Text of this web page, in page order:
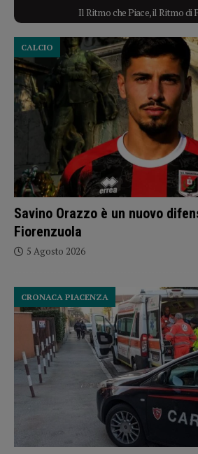
Il Ritmo che Piace, il Ritmo di
Savino Orazzo è un nuovo
Fiorenzuola
CALCIO
5 Agosto 2026
CRONACA PIACENZA